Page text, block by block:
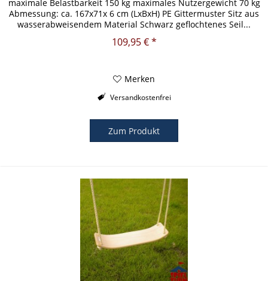
maximale Belastbarkeit 150 kg maximales Nutzergewicht 70 kg
Abmessung: ca. 167x71x 6 cm (LxBxH) PE Gittermuster Sitz aus
wasserabweisendem Material Schwarz geflochtenes Seil...
109,95 € *
Merken
Versandkostenfrei
Zum Produkt